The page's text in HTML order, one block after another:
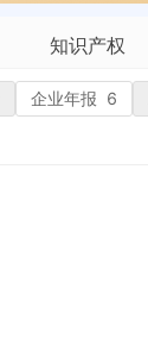
知识产权
商标信息
企业年报 6